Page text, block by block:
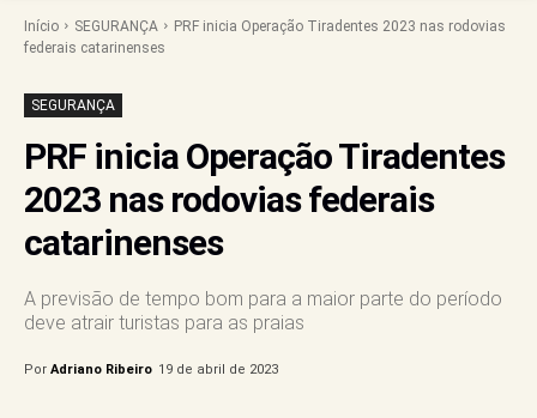
Início SEGURANÇA
PRF inicia Operação Tiradentes 2023 nas rodovias
federais catarinenses
SEGURANÇA
PRF inicia Operação Tiradentes
2023 nas rodovias federais
catarinenses
A previsão de tempo bom para a maior parte do período
deve atrair turistas para as praias
Por Adriano Ribeiro 19 de abril de 2023